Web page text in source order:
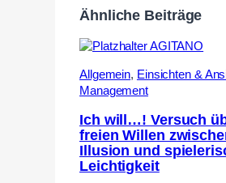
Ähnliche Beiträge
Allgemein, Einsichten &
Management
Ich will…! Versuch
freien Willen
Illusion und
Leichtigkeit